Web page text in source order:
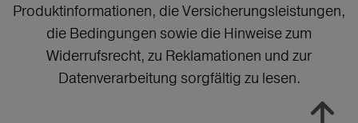
Produktinformationen, die Versicherungsleistungen,
die Bedingungen sowie die Hinweise zum
Widerrufsrecht, zu Reklamationen und zur
Datenverarbeitung sorgfältig zu lesen.